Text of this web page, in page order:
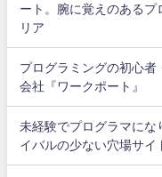
ート。腕に覚えのあるプ
リア
プログラミングの初心者
会社『ワークポート』
未経験でプログラマにな
イバルの少ない穴場サイ